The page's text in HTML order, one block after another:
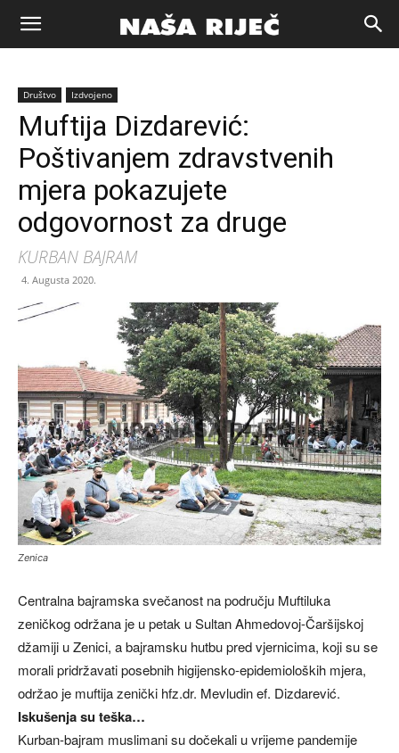
Naša
riječ
Društvo Izdvojeno
Muftija Dizdarević:
Poštivanjem zdravstvenih
mjera pokazujete
odgovornost za druge
KURBAN BAJRAM
4. Augusta 2020.
Zenica
Centralna bajramska svečanost na području Muftiluka
zeničkog održana je u petak u Sultan Ahmedovoj-Čaršijskoj
džamiji u Zenici, a bajramsku hutbu pred vjernicima, koji su se
morali pridržavati posebnih higijensko-epidemioloških mjera,
održao je muftija zenički hfz.dr. Mevludin ef. Dizdarević.
Iskušenja su teška…
Kurban-bajram muslimani su dočekali u vrijeme pandemije